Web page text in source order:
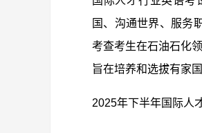
国、沟通世界、服务
考查考生在石油石化
旨在培养和选拔有家
2025年下半年国际人